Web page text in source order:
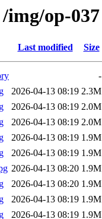
img/op-037
Last modified Size
-
2026-04-13 08:19 2.3M
2026-04-13 08:19 2.0M
2026-04-13 08:19 2.0M
2026-04-13 08:19 1.9M
2026-04-13 08:19 1.9M
2026-04-13 08:20 1.9M
2026-04-13 08:20 1.9M
2026-04-13 08:19 1.9M
2026-04-13 08:19 1.9M